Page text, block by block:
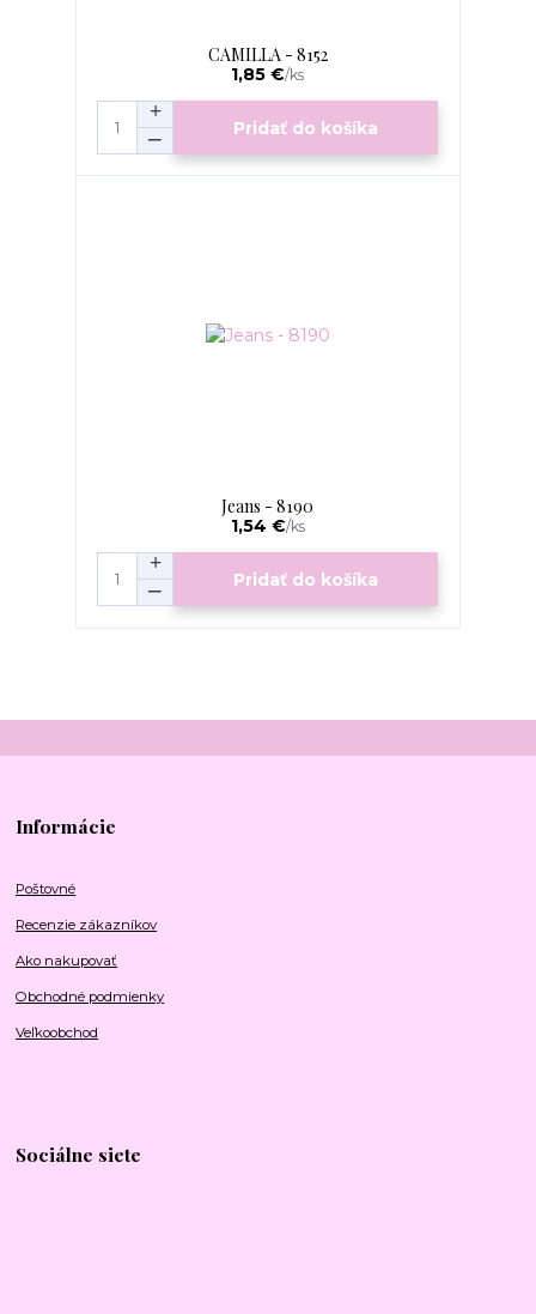
CAMILLA - 8152
1,85 €/ks
Pridať do košíka
Jeans - 8190
1,54 €/ks
Pridať do košíka
Informácie
Poštovné
Recenzie zákazníkov
Ako nakupovať
Obchodné podmienky
Veľkoobchod
Sociálne siete